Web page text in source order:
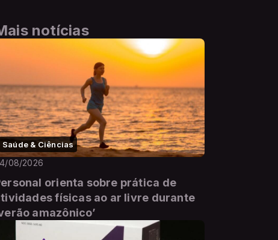
notícias
Saúde & Ciências
08/2026
orienta sobre prática de
físicas ao ar livre durante
amazônico’